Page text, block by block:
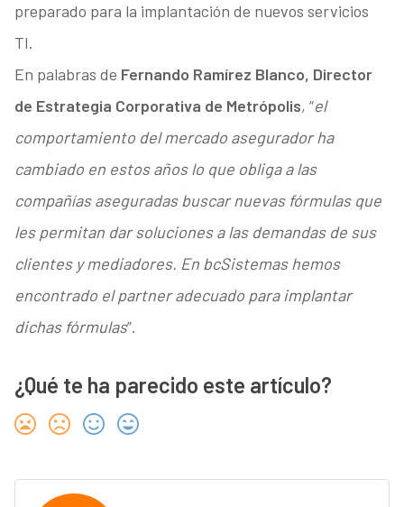
preparado para la implantación de nuevos servicios
TI.
En palabras de Fernando Ramírez Blanco, Director
de Estrategia Corporativa de Metrópolis, “el
comportamiento del mercado asegurador ha
cambiado en estos años lo que obliga a las
compañías aseguradas buscar nuevas fórmulas que
les permitan dar soluciones a las demandas de sus
clientes y mediadores. En bcSistemas hemos
encontrado el partner adecuado para implantar
dichas fórmulas”.
¿Qué te ha parecido este artículo?